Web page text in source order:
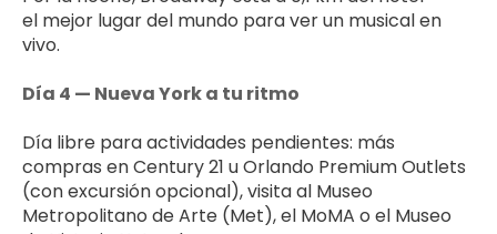
el mejor lugar del mundo para ver un musical en
vivo.
Día 4 — Nueva York a tu ritmo
Día libre para actividades pendientes: más
compras en Century 21 u Orlando Premium Outlets
(con excursión opcional), visita al Museo
Metropolitano de Arte (Met), el MoMA o el Museo